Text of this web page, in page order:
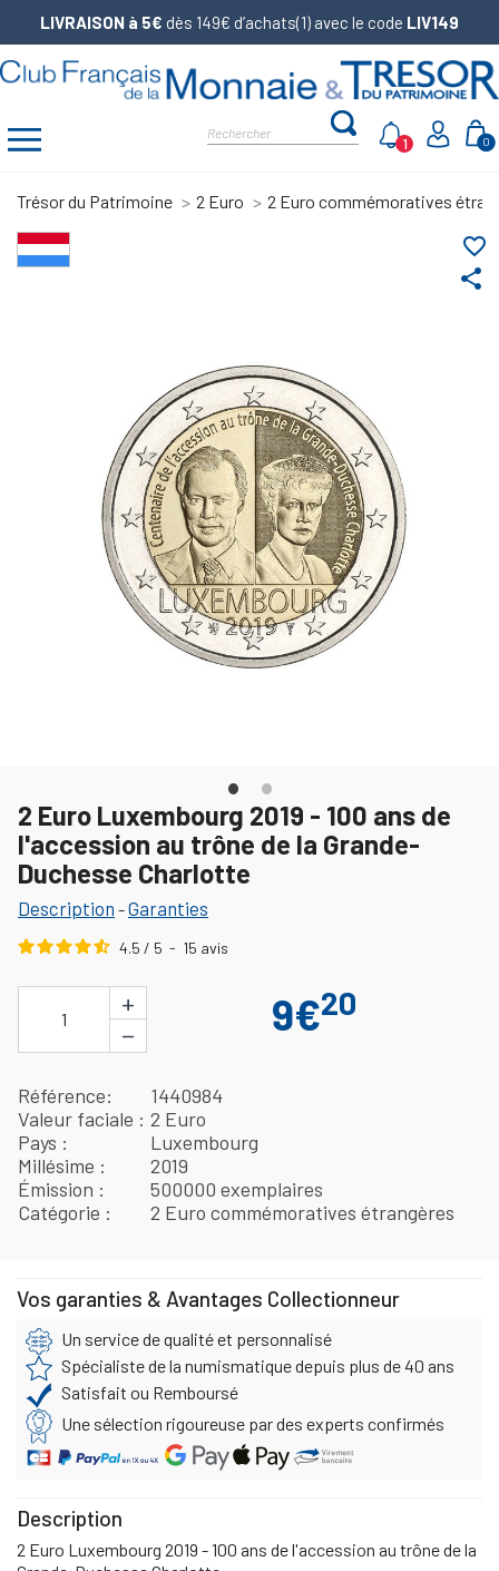
LIVRAISON à 5€ dès 149€ d’achats(1) avec le code LIV149
0
1
Trésor du Patrimoine 2 Euro 2 Euro commémoratives
share
favorite_border
2 Euro Luxembourg 2019 - 100 ans de
l'accession au trône de la Grande-
Duchesse Charlotte
Description -Garanties
4.5 / 5 - 15 avis
1
+
−
9€20
Référence
1440984
Valeur faciale
2 Euro
Pays
Luxembourg
Millésime
2019
Émission
500000 exemplaires
Catégorie
2 Euro commémoratives étrangères
Vos garanties & Avantages Collectionneur
Un service de qualité et personnalisé
Spécialiste de la numismatique depuis plus de 40 ans
Satisfait ou Remboursé
Une sélection rigoureuse par des experts confirmés
Description
2 Euro Luxembourg 2019 - 100 ans de l'accession au trône de la